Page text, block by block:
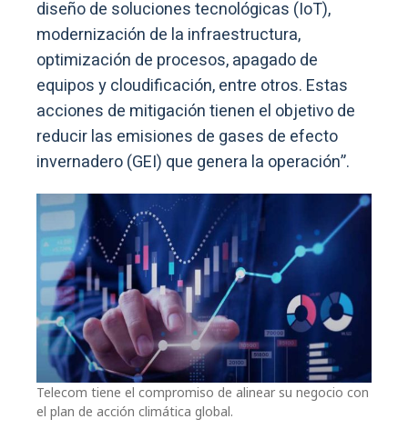
diseño de soluciones tecnológicas (IoT),
modernización de la infraestructura,
optimización de procesos, apagado de
equipos y cloudificación, entre otros. Estas
acciones de mitigación tienen el objetivo de
reducir las emisiones de gases de efecto
invernadero (GEI) que genera la operación”.
Telecom tiene el compromiso de alinear su negocio con
el plan de acción climática global.